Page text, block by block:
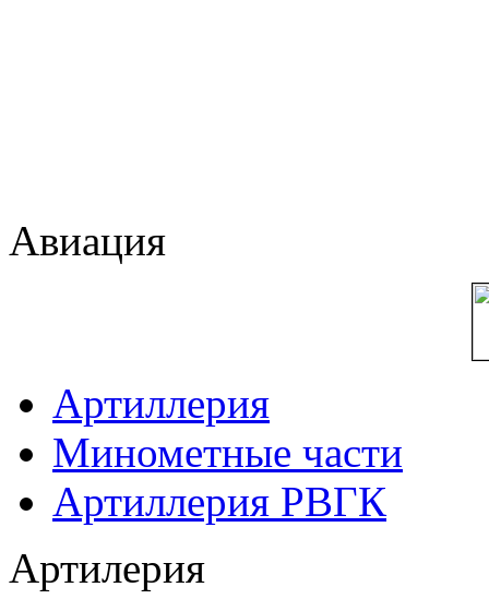
Авиация
Артиллерия
Минометные части
Артиллерия РВГК
Артилерия